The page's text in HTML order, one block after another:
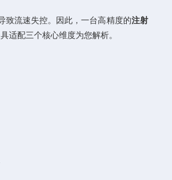
流速失控。因此，一台高精度的注射
适配三个核心维度为您解析。